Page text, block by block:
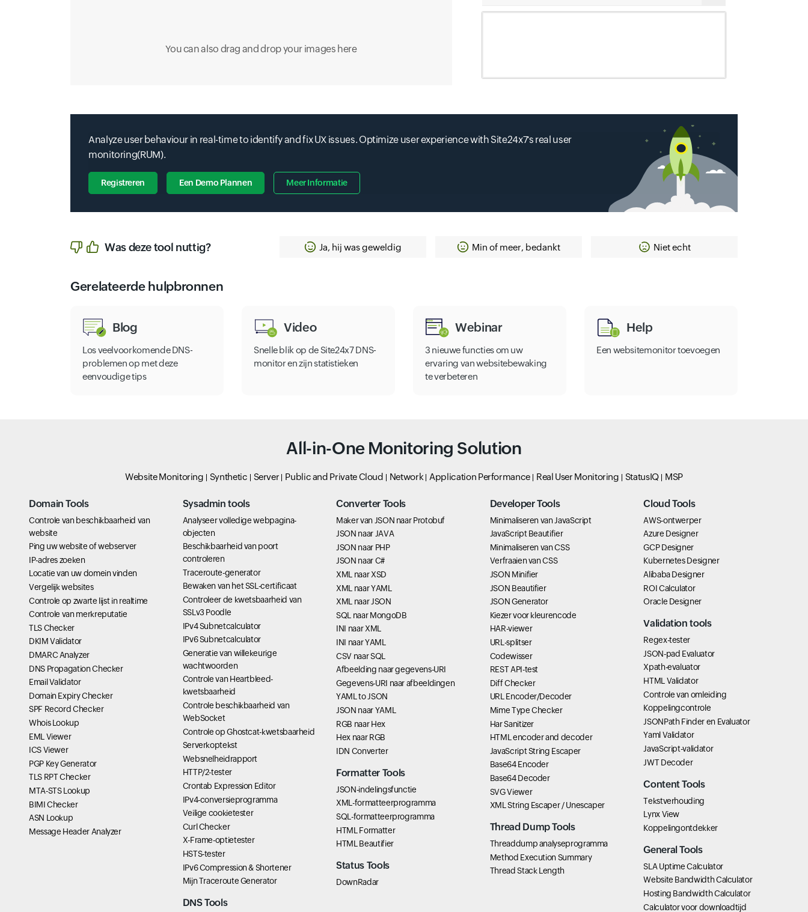
You can also drag and drop your images here
Analyze user behaviour in real-time to identify and fix UX issues. Optimize user experience with Site24x7's real user
monitoring(RUM).
Registreren Een Demo Plannen Meer Informatie
Was deze tool nuttig? Ja, hij was geweldig Min of meer, bedankt Niet echt
Gerelateerde hulpbronnen
Blog
Los veelvoorkomende DNS-
problemen op met deze
eenvoudige tips
Video
Snelle blik op de Site24x7 DNS-
monitor en zijn statistieken
Webinar
3 nieuwe functies om uw
ervaring van websitebewaking
te verbeteren
Help
Een websitemonitor toevoegen
All-in-One Monitoring Solution
Website Monitoring Synthetic Server Public and Private Cloud Network Application Performance Real User Monitoring StatusIQ MSP
Domain Tools
Controle van beschikbaarheid van
website
Ping uw website of webserver
IP-adres zoeken
Locatie van uw domein vinden
Vergelijk websites
Controle op zwarte lijst in realtime
Controle van merkreputatie
TLS Checker
DKIM Validator
DMARC Analyzer
DNS Propagation Checker
Email Validator
Domain Expiry Checker
SPF Record Checker
Whois Lookup
EML Viewer
ICS Viewer
PGP Key Generator
TLS RPT Checker
MTA-STS Lookup
BIMI Checker
ASN Lookup
Message Header Analyzer
Sysadmin tools
Analyseer volledige webpagina-
objecten
Beschikbaarheid van poort
controleren
Traceroute-generator
Bewaken van het SSL-certificaat
Controleer de kwetsbaarheid van
SSLv3 Poodle
IPv4 Subnetcalculator
IPv6 Subnetcalculator
Generatie van willekeurige
wachtwoorden
Controle van Heartbleed-
kwetsbaarheid
Controle beschikbaarheid van
WebSocket
Controle op Ghostcat-kwetsbaarheid
Serverkoptekst
Websnelheidrapport
HTTP/2-tester
Crontab Expression Editor
IPv4-conversieprogramma
Veilige cookietester
Curl Checker
X-Frame-optietester
HSTS-tester
IPv6 Compression & Shortener
Mijn Traceroute Generator
DNS Tools
Converter Tools
Maker van JSON naar Protobuf
JSON naar JAVA
JSON naar PHP
JSON naar C#
XML naar XSD
XML naar YAML
XML naar JSON
SQL naar MongoDB
INI naar XML
INI naar YAML
CSV naar SQL
Afbeelding naar gegevens-URI
Gegevens-URI naar afbeeldingen
YAML to JSON
JSON naar YAML
RGB naar Hex
Hex naar RGB
IDN Converter
Formatter Tools
JSON-indelingsfunctie
XML-formatteerprogramma
SQL-formatteerprogramma
HTML Formatter
HTML Beautifier
Status Tools
DownRadar
Developer Tools
Minimaliseren van JavaScript
JavaScript Beautifier
Minimaliseren van CSS
Verfraaien van CSS
JSON Minifier
JSON Beautifier
JSON Generator
Kiezer voor kleurencode
HAR-viewer
URL-splitser
Codewisser
REST API-test
Diff Checker
URL Encoder/Decoder
Mime Type Checker
Har Sanitizer
HTML encoder and decoder
JavaScript String Escaper
Base64 Encoder
Base64 Decoder
SVG Viewer
XML String Escaper / Unescaper
Thread Dump Tools
Threaddump analyseprogramma
Method Execution Summary
Thread Stack Length
Cloud Tools
AWS-ontwerper
Azure Designer
GCP Designer
Kubernetes Designer
Alibaba Designer
ROI Calculator
Oracle Designer
Validation tools
Regex-tester
JSON-pad Evaluator
Xpath-evaluator
HTML Validator
Controle van omleiding
Koppelingcontrole
JSONPath Finder en Evaluator
Yaml Validator
JavaScript-validator
JWT Decoder
Content Tools
Tekstverhouding
Lynx View
Koppelingontdekker
General Tools
SLA Uptime Calculator
Website Bandwidth Calculator
Hosting Bandwidth Calculator
Calculator voor downloadtijd